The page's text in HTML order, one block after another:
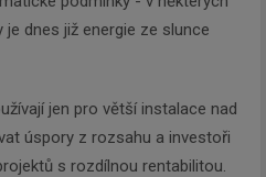
dnes již energie ze slunce
jen pro větší instalace nad
úspory z rozsahu a investoři
s rozdílnou rentabilitou.